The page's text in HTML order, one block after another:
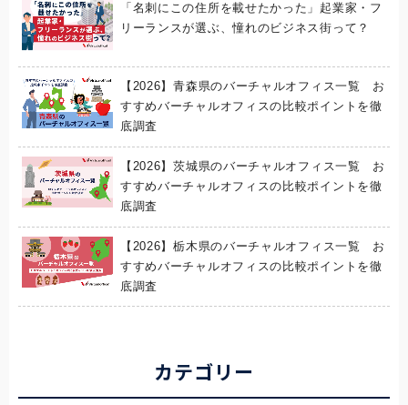
「名刺にこの住所を載せたかった」起業家・フ
リーランスが選ぶ、憧れのビジネス街って？
【2026】青森県のバーチャルオフィス一覧 お
すすめバーチャルオフィスの比較ポイントを徹
底調査
【2026】茨城県のバーチャルオフィス一覧 お
すすめバーチャルオフィスの比較ポイントを徹
底調査
【2026】栃木県のバーチャルオフィス一覧 お
すすめバーチャルオフィスの比較ポイントを徹
底調査
カテゴリー